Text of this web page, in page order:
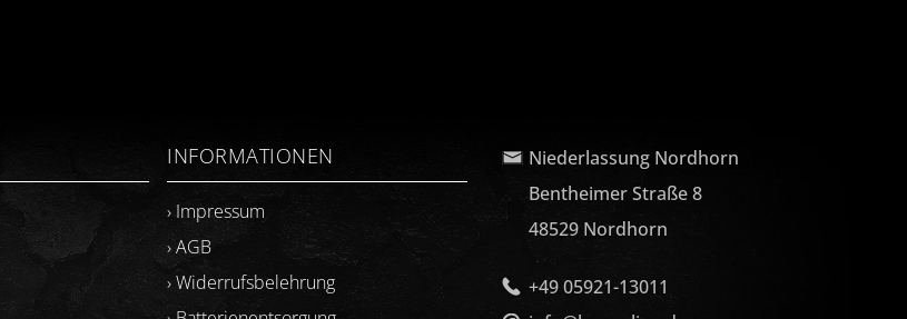
INFORMATIONEN
› Impressum
› AGB
› Widerrufsbelehrung
Niederlassung Nordhorn
Bentheimer Straße 8
48529 Nordhorn
+49 05921-13011